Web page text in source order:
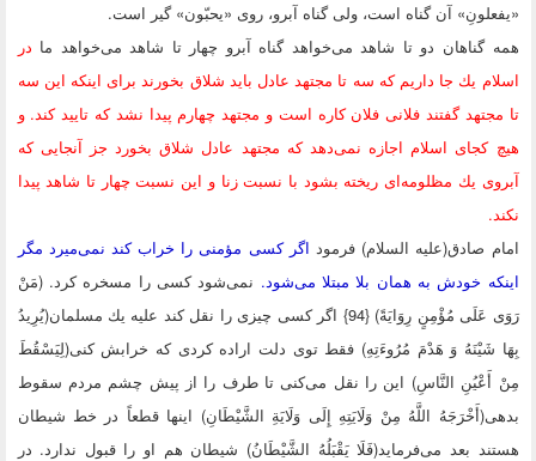
آن گناه است، ولی گناه آبرو، روی «یحبّون» گیر است.
گناهان دو تا شاهد می‌خواهد گناه آبرو چهار تا شاهد می‌خواهد مادر
یك جا داریم كه سه تا مجتهد عادل باید شلاق بخورند برای اینكه این سه
گفتند فلانی فلان كاره است و مجتهد چهارم پیدا نشد كه تایید كند. و
كجای اسلام اجازه نمی‌دهد كه مجتهد عادل شلاق بخورد جز آنجایی كه
یك مظلومه‌ای ریخته بشود با نسبت زنا و این نسبت چهار تا شاهد پیدا
صادق(علیه السلام) فرموداگر كسی مؤمنی را خراب كند نمی‌میرد مگر
خودش به همان بلا مبتلا می‌شود.نمی‌شود كسی را مسخره كرد. (مَنْ
رَوَى عَلَى مُؤْمِنٍ رِوَایَةً) {94} اگر كسی چیزی را نقل كند علیه یك مسلمان(یُرِیدُ
شَیْنَهُ وَ هَدْمَ مُرُوءَتِهِ) فقط توی دلت اراده كردی كه خرابش كنی(لِیَسْقُطَ
النَّاسِ) این را نقل می‌كنی تا طرف را از پیش چشم مردم سقوط
اللَّهُ مِنْ وَلَایَتِهِ إِلَى وَلَایَةِ الشَّیْطَانِ) اینها قطعاً در خط شیطان
بعد می‌فرماید(فَلَا یَقْبَلُهُ الشَّیْطَانُ) شیطان هم او را قبول ندارد. در